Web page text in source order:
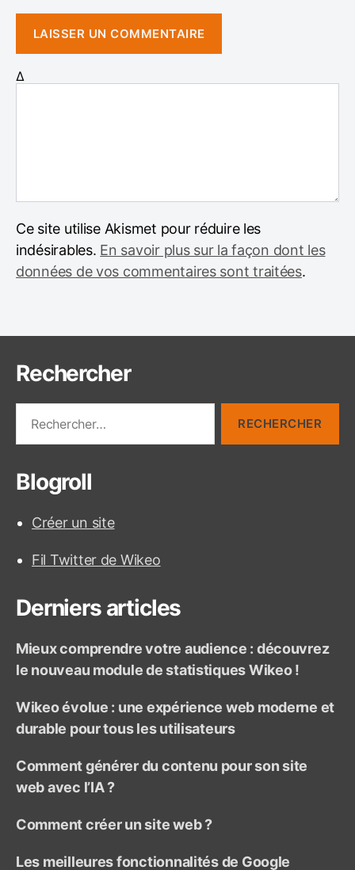
Δ
Ce site utilise Akismet pour réduire les
indésirables. En savoir plus sur la façon dont les
données de vos commentaires sont traitées.
Rechercher
c
Blogroll
Créer un site
Fil Twitter de Wikeo
Derniers articles
Mieux comprendre votre audience : découvrez
le nouveau module de statistiques Wikeo !
Wikeo évolue : une expérience web moderne et
durable pour tous les utilisateurs
Comment générer du contenu pour son site
web avec l’IA ?
Comment créer un site web ?
Les meilleures fonctionnalités de Google